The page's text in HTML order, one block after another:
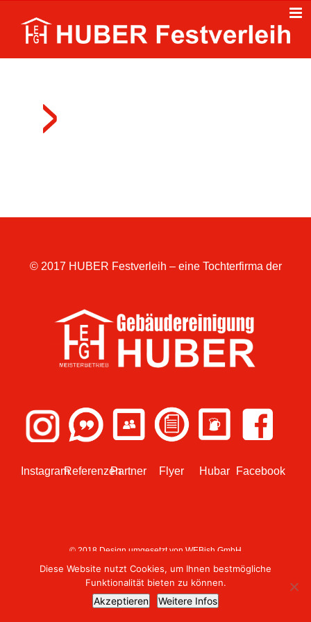
Inhalt
springen
© 2017 HUBER Festverleih – eine Tochterfirma der
InstagramReferenzenPartner Flyer Hubar Facebook
© 2018 Design umgesetzt von WEBish GmbH
Diese Website nutzt Cookies, um Ihnen bestmögliche
Funktionalität bieten zu können.
Akzeptieren Weitere Infos